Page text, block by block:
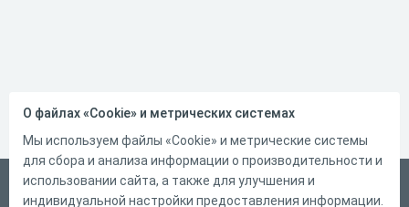
Русский
О файлах «Cookie» и метрических системах
Мы используем файлы «Cookie» и метрические системы
для сбора и анализа информации о производительности и
использовании сайта, а также для улучшения и
индивидуальной настройки предоставления информации.